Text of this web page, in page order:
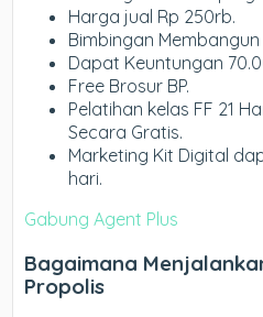
Harga jual Rp 250rb.
Bimbingan Membangun
Dapat Keuntungan
Free Brosur BP.
Pelatihan kelas FF 21
Secara Gratis.
Marketing Kit Digital
hari.
Gabung Agent Plus
Bagaimana
Propolis